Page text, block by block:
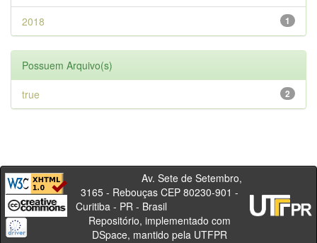
1
2018
Possuem Arquivo(s)
2
true
Av. Sete de Setembro,
3165 - Rebouças CEP 80230-901 -
Curitiba - PR - Brasil
Repositório, implementado com
DSpace, mantido pela UTFPR